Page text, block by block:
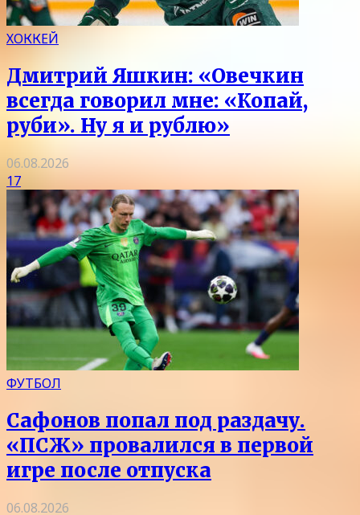
ХОККЕЙ
Дмитрий Яшкин: «Овечкин
всегда говорил мне: «Копай,
руби». Ну я и рублю»
06.08.2026
17
ФУТБОЛ
Сафонов попал под раздачу.
«ПСЖ» провалился в первой
игре после отпуска
06.08.2026